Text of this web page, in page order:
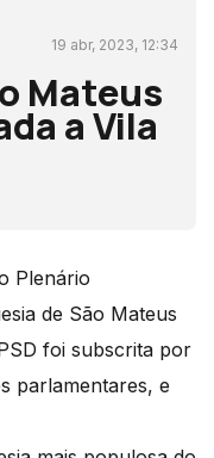
19 abr, 2023, 12:34
Mateus
a Vila
Plenário
de São Mateus
foi subscrita por
parlamentares, e